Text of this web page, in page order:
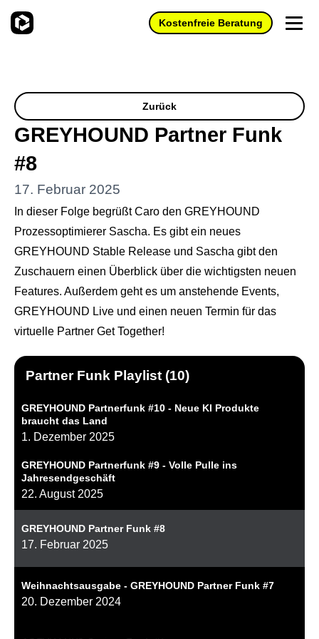
Kostenfreie Beratung
Einsatzbereiche
Schnellere Antworten & weniger Supportaufwand mit AI
Agents und AI Human Assist
GREYHOUND für den Kundenservice
Deine All-In-One-Kundenservicelösung für den
E‑Commerce.
GREYHOUND für das papierlose Büro
All Deine Belege samt Kommunikation nachvollziehbar an
GREYHOUND macht E-Rechnungen einfach,
automatisiert, rechtssicher.
Ökosystem
Anbindungen
Anbindungen an Deine ERP-, Warenwirtschafts-, und
Buchhaltungssysteme.
Hosting
GREYHOUND in der Cloud - mit Sicherheit, einfach,
stressfrei.
Überwachter Eigenbetrieb
Dein Eigenbetrieb, überwacht durch uns
Preise
Partner finden
Partner werden
Zertifizierung
Wissenstransfer
Wissenswertes
Alle Neuigkeiten
Blog
Whitepaper
Casestudies
Termine und Events
Newsletter
Jobs
Hilfe
Kontakt
Support & Service
Videochannel
Handbuch
Changelog
Entwicklungsressourcen
Lizenzinformationen
Zurück
Dieser Inhalt wird von YouTube bereit gestellt.
Wenn Sie den Inhalt aktivieren, werden ggf.
Akzeptieren
GREYHOUND Partner Funk
#8
17. Februar 2025
In dieser Folge begrüßt Caro den GREYHOUND
Prozessoptimierer Sascha. Es gibt ein neues
GREYHOUND Stable Release und Sascha gibt den
Zuschauern einen Überblick über die wichtigsten neuen
Features. Außerdem geht es um anstehende Events,
GREYHOUND Live und einen neuen Termin für das
virtuelle Partner Get Together!
Partner Funk Playlist (10)
GREYHOUND Partnerfunk #10 - Neue KI Produkte
braucht das Land
1. Dezember 2025
GREYHOUND Partnerfunk #9 - Volle Pulle ins
Jahresendgeschäft
22. August 2025
GREYHOUND Partner Funk #8
17. Februar 2025
Weihnachtsausgabe - GREYHOUND Partner Funk #7
20. Dezember 2024